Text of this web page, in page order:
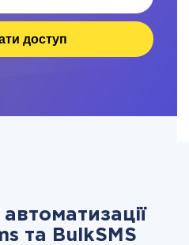
доступ
та BulkSMS